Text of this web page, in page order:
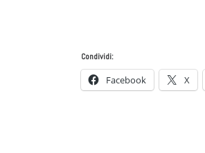
Condividi:
Facebook X